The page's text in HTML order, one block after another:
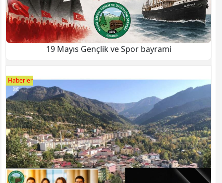
19 Mayıs Gençlik ve Spor bayrami
Haberler